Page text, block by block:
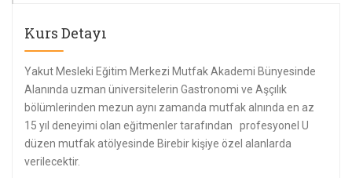
Kurs Detayı
Yakut Mesleki Eğitim Merkezi Mutfak Akademi Bünyesinde
Alanında uzman üniversitelerin Gastronomi ve Aşçılık
bölümlerinden mezun aynı zamanda mutfak alnında en az
15 yıl deneyimi olan eğitmenler tarafından profesyonel U
düzen mutfak atölyesinde Birebir kişiye özel alanlarda
verilecektir.